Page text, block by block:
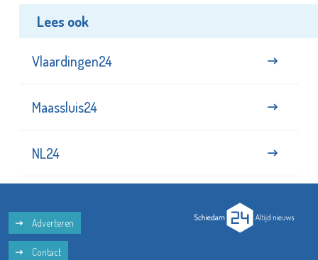
Lees ook
Vlaardingen24
Maassluis24
NL24
Adverteren
Contact